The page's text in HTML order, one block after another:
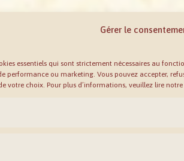
Gérer le
essentiels qui sont strictement nécessaires au
performance ou marketing. Vous pouvez accepter,
votre choix. Pour plus d’informations, veuillez lire notre